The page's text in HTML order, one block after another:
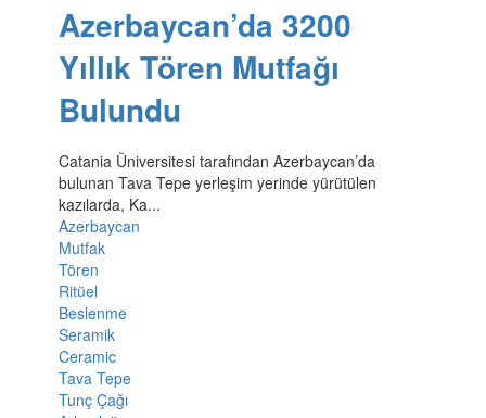
Azerbaycan’da 3200
Yıllık Tören Mutfağı
Bulundu
Catania Üniversitesi tarafından Azerbaycan’da
bulunan Tava Tepe yerleşim yerinde yürütülen
kazılarda, Ka...
Azerbaycan
Mutfak
Tören
Ritüel
Beslenme
Seramik
Ceramic
Tava Tepe
Tunç Çağı